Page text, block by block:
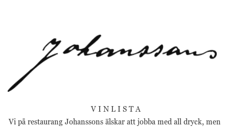
V I N L I S T A
Vi på restaurang Johanssons älskar att jobba med all dryck, men
avgörande för
webbplatsens
dem. Dessa